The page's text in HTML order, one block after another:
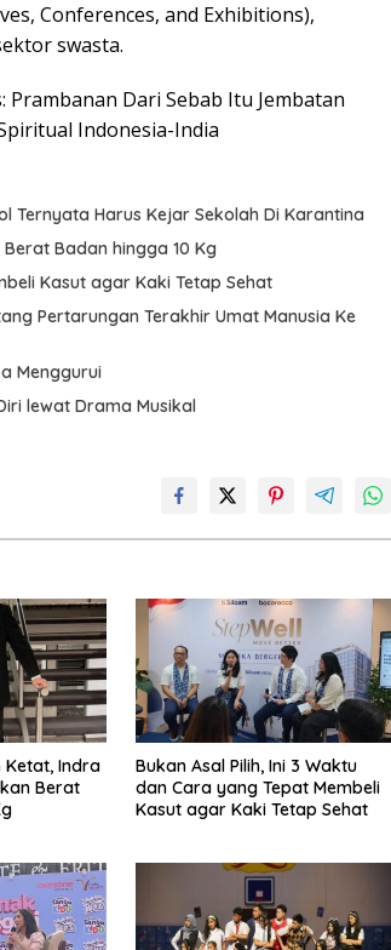
Conferences, and Exhibitions),
swasta.
Dari Sebab Itu Jembatan
Indonesia-India
Ternyata Harus Kejar Sekolah Di Karantina
Badan hingga 10 Kg
Kasut agar Kaki Tetap Sehat
Pertarungan Terakhir Umat Manusia Ke
Menggurui
lewat Drama Musikal
Ketat, Indra
Berat
Bukan Asal Pilih, Ini 3 Waktu
dan Cara yang Tepat Membeli
Kasut agar Kaki Tetap Sehat